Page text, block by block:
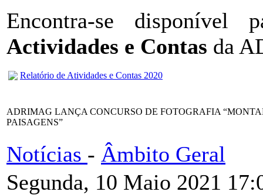
Encontra-se
Actividades e Contas da
Relatório de Atividades e Contas 2020
ADRIMAG LANÇA CONCURSO DE FOTOGRAFIA
PAISAGENS”
Notícias - Âmbito Geral
Segunda, 10 Maio 2021